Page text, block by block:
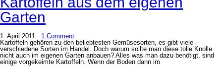
Garten
1. April 2011
1 Comment
Kartoffeln gehören zu den beliebtesten Gemüsesorten, es gibt viele
verschiedene Sorten im Handel. Doch warum sollte man diese tolle Knolle
nicht auch im eigenen Garten anbauen? Alles was man dazu benötigt, sind
einige vorgekeimte Kartoffeln. Wenn der Boden dann im